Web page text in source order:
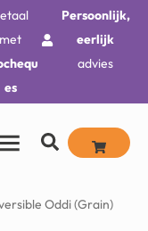
met
es
Persoonlijk,
eerlijk
advies
Oddi (Grain)